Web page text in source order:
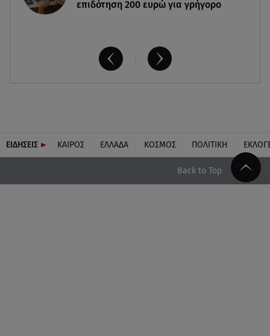
επιδότηση 200 ευρώ για γρήγορο
ΕΙΔΗΣΕΙΣ ΚΑΙΡΟΣ ΕΛΛΑΔΑ ΚΟΣΜΟΣ ΠΟΛΙΤΙΚΗ
Back to Top